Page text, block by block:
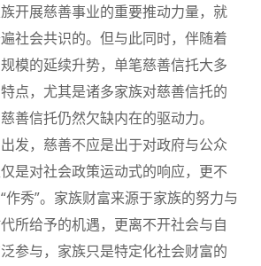
开展慈善事业的重要推动力量，就
社会共识的。但与此同时，伴随着
模的延续升势，单笔慈善信托大多
点，尤其是诸多家族对慈善信托的
善信托仍然欠缺内在的驱动力。
发，慈善不应是出于对政府与公众
是对社会政策运动式的响应，更不
作秀”。家族财富来源于家族的努力与
所给予的机遇，更离不开社会与自
参与，家族只是特定化社会财富的